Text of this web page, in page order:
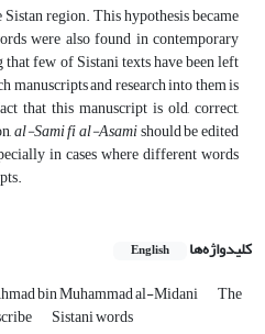
region. This hypothesis became
were also found in contemporary
few of Sistani texts have been left
manuscripts and research into them is
that this manuscript is old, correct,
al-Sami fi al-Asamishould be edited
in cases where different words
کلیدواژه‌ها English
bin Muhammad al-Midani The
Sistani words